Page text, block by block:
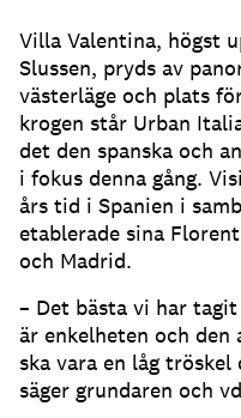
Villa Valentina, högst
Slussen, pryds av
västerläge och plats
krogen står Urban
det den spanska och
i fokus denna gång.
års tid i Spanien i
etablerade sina
och Madrid.
– Det bästa vi har
är enkelheten och den
ska vara en låg
säger grundaren och